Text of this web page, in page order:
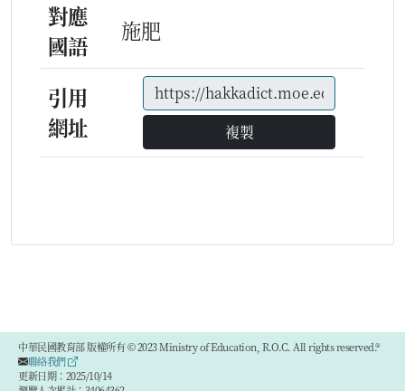
對應
國語
施肥
引用
網址
複製
中華民國教育部 版權所有 © 2023 Ministry of Education, R.O.C. All rights reserved.®
聯絡我們
更新日期：2025/10/14